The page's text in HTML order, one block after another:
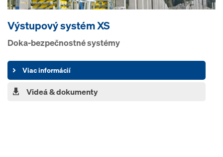
Výstupový systém XS
Doka-bezpečnostné systémy
Viac informácií
Videá & dokumenty